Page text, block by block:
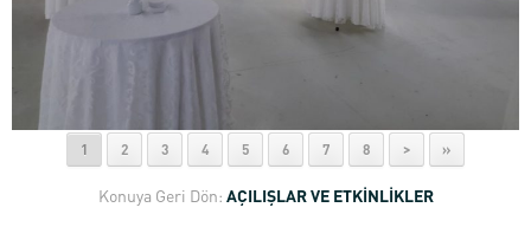
1 2 3 4 5 6 7 8 > »
Konuya Geri Dön: AÇILIŞLAR VE ETKİNLİKLER